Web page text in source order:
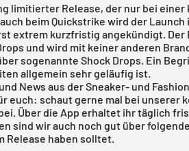
limitierter Release, der nur bei einer
beim Quickstrike wird der
extrem kurzfristig angekündigt.
und wird mit keiner anderen
sogenannte Shock Drops. Ein
allgemein sehr geläufig ist.
News aus der Sneaker- und
euch: schaut gerne mal bei unserer
Über die App erhaltet ihr täglich
sind wir auch noch gut über
Release haben solltet.